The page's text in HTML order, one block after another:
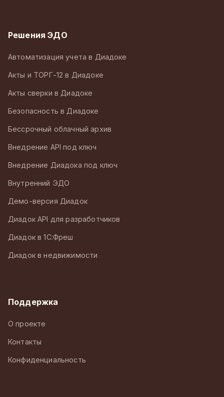
Решения ЭДО
Автоматизация учета в Диадоке
Акты и ТОРГ-12 в Диадоке
Акты сверки в Диадоке
Безопасность в Диадоке
Бессрочный облачный архив
Внедрение API под ключ
Внедрение Диадока под ключ
Внутренний ЭДО
Демо-версия Диадок
Диадок API для разработчиков
Диадок в 1С:Фреш
Диадок в недвижимости
Поддержка
О проекте
Контакты
Конфиденциальность